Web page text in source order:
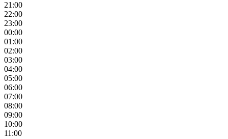
21:00
22:00
23:00
00:00
01:00
02:00
03:00
04:00
05:00
06:00
07:00
08:00
09:00
10:00
11:00